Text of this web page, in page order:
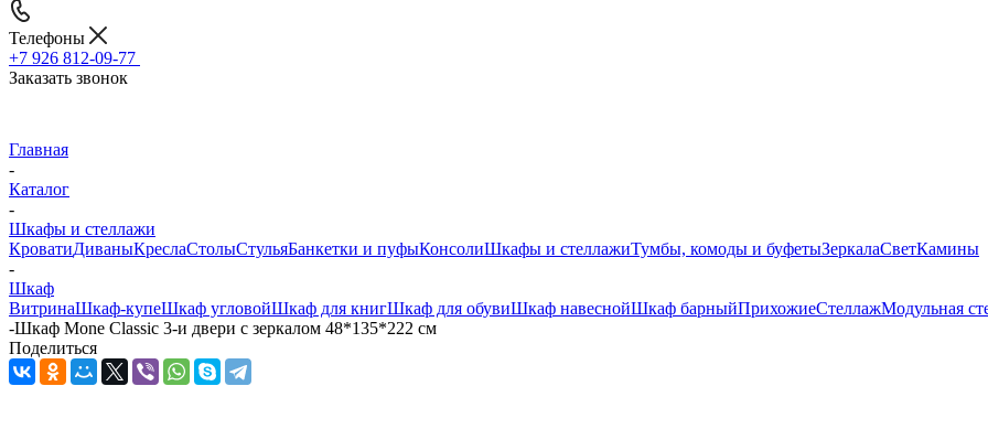
Телефоны
+7 926 812-09-77
Заказать звонок
Главная
-
Каталог
-
Шкафы и стеллажи
КроватиДиваныКреслаСтолыСтульяБанкетки и пуфыКонсолиШкафы и стеллажиТумбы, комоды и буфетыЗеркалаСветКамины
-
Шкаф
ВитринаШкаф-купеШкаф угловойШкаф для книгШкаф для обувиШкаф навеснойШкаф барныйПрихожиеСтеллажМодульная
-Шкаф Mone Classic 3-и двери с зеркалом 48*135*222 см
Поделиться